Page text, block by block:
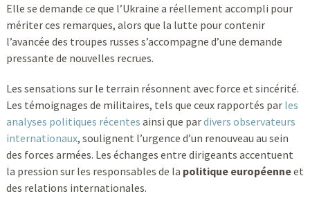
Elle se demande ce que l’Ukraine a réellement accompli pour
mériter ces remarques, alors que la lutte pour contenir
l’avancée des troupes russes s’accompagne d’une demande
pressante de nouvelles recrues.
Les sensations sur le terrain résonnent avec force et sincérité.
Les témoignages de militaires, tels que ceux rapportés par les
analyses politiques récentes ainsi que pardivers observateurs
internationaux, soulignent l’urgence d’un renouveau au sein
des forces armées. Les échanges entre dirigeants accentuent
la pression sur les responsables de la politique européenneet
des relations internationales.